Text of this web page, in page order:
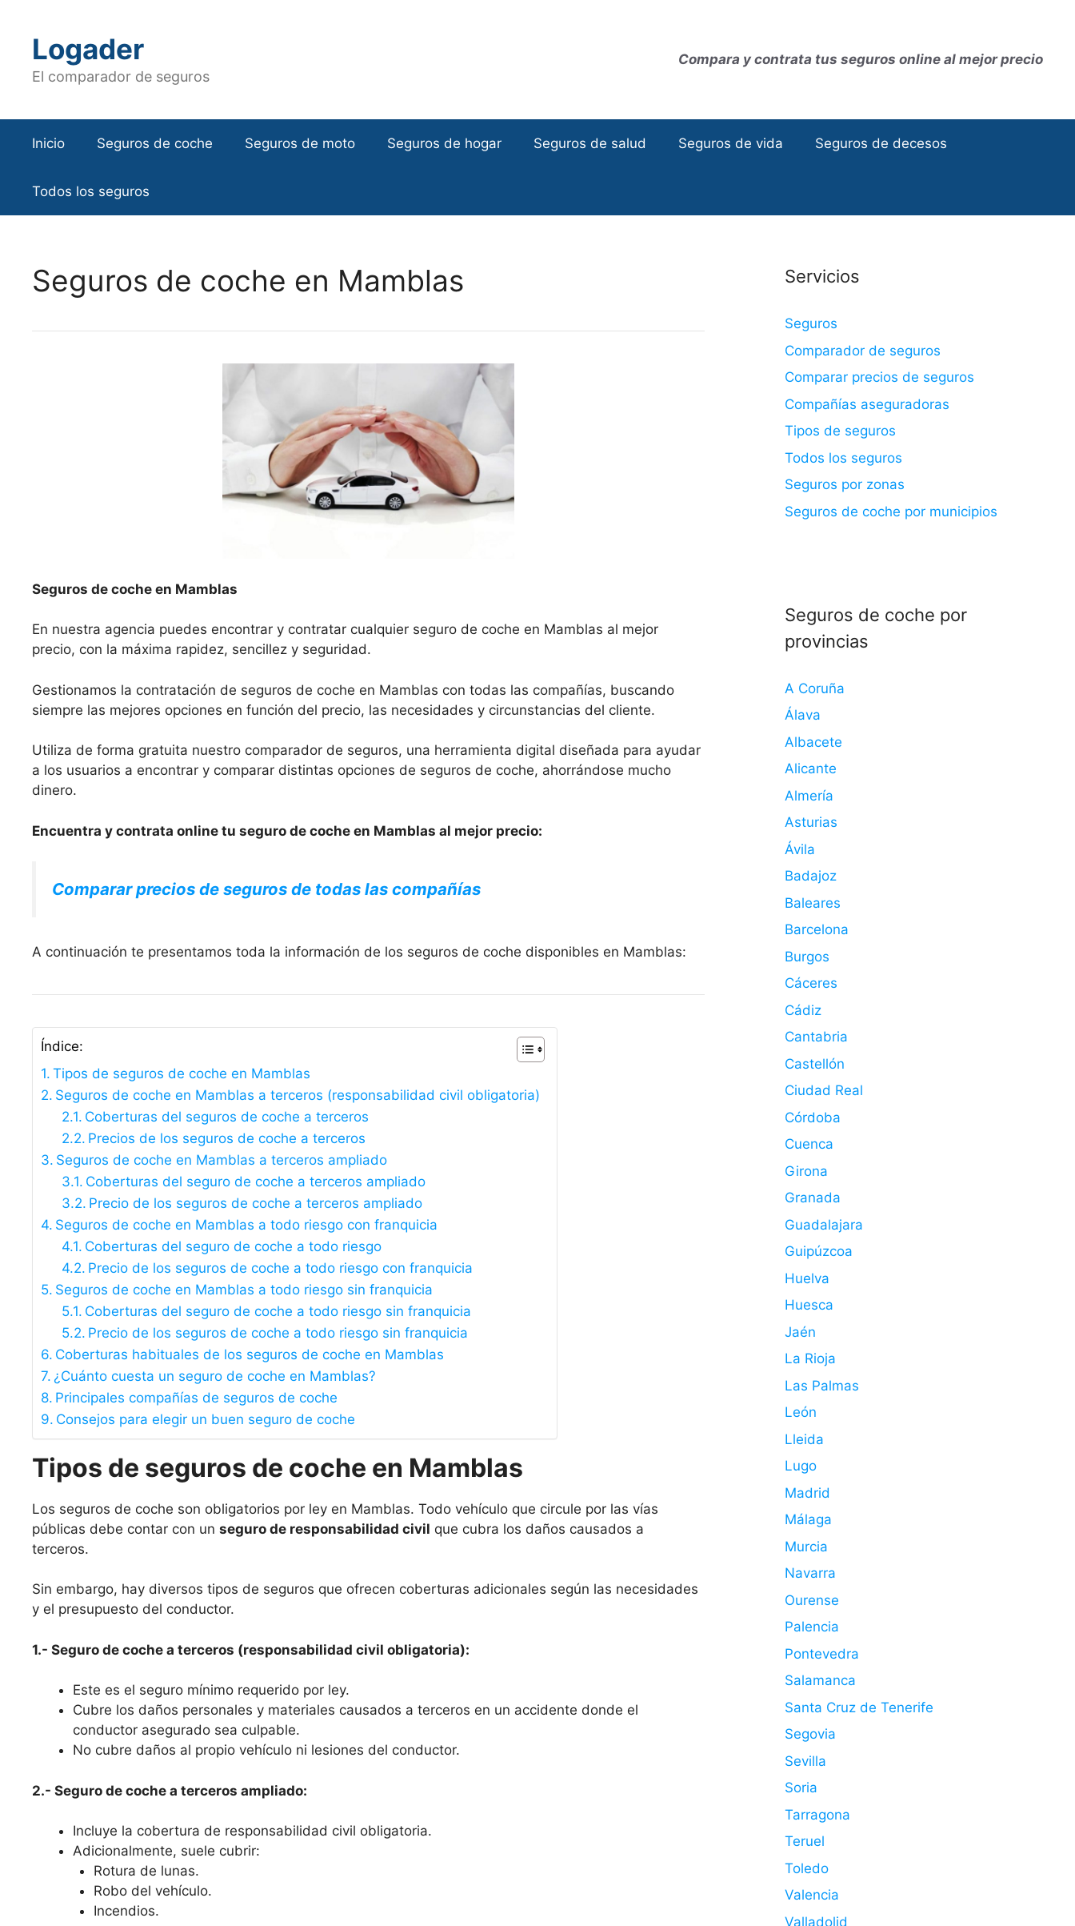
contenidoLogader
El comparador de seguros
Compara y contrata tus seguros online al mejor precio
Inicio Seguros de coche Seguros de moto Seguros de hogar Seguros de salud Seguros de vida Seguros de decesos
Todos los seguros
Seguros de coche en Mamblas
Seguros de coche en Mamblas
En nuestra agencia puedes encontrar y contratar cualquier seguro de coche en Mamblas al mejor
precio, con la máxima rapidez, sencillez y seguridad.
Gestionamos la contratación de seguros de coche en Mamblas con todas las compañías, buscando
siempre las mejores opciones en función del precio, las necesidades y circunstancias del cliente.
Utiliza de forma gratuita nuestro comparador de seguros, una herramienta digital diseñada para ayudar
a los usuarios a encontrar y comparar distintas opciones de seguros de coche, ahorrándose mucho
dinero.
Encuentra y contrata online tu seguro de coche en Mamblas al mejor precio:
Comparar precios de seguros de todas las compañías
A continuación te presentamos toda la información de los seguros de coche disponibles en Mamblas:
Índice:
Tipos de seguros de coche en Mamblas
Seguros de coche en Mamblas a terceros (responsabilidad civil obligatoria)
Coberturas del seguros de coche a terceros
Precios de los seguros de coche a terceros
Seguros de coche en Mamblas a terceros ampliado
Coberturas del seguro de coche a terceros ampliado
Precio de los seguros de coche a terceros ampliado
Seguros de coche en Mamblas a todo riesgo con franquicia
Coberturas del seguro de coche a todo riesgo
Precio de los seguros de coche a todo riesgo con franquicia
Seguros de coche en Mamblas a todo riesgo sin franquicia
Coberturas del seguro de coche a todo riesgo sin franquicia
Precio de los seguros de coche a todo riesgo sin franquicia
Coberturas habituales de los seguros de coche en Mamblas
¿Cuánto cuesta un seguro de coche en Mamblas?
Principales compañías de seguros de coche
Consejos para elegir un buen seguro de coche
Tipos de seguros de coche en Mamblas
Los seguros de coche son obligatorios por ley en Mamblas. Todo vehículo que circule por las vías
públicas debe contar con un seguro de responsabilidad civil que cubra los daños causados a
terceros.
Sin embargo, hay diversos tipos de seguros que ofrecen coberturas adicionales según las necesidades
y el presupuesto del conductor.
1.- Seguro de coche a terceros (responsabilidad civil obligatoria):
Este es el seguro mínimo requerido por ley.
Cubre los daños personales y materiales causados a terceros en un accidente donde el
conductor asegurado sea culpable.
No cubre daños al propio vehículo ni lesiones del conductor.
2.- Seguro de coche a terceros ampliado:
Incluye la cobertura de responsabilidad civil obligatoria.
Adicionalmente, suele cubrir:
Rotura de lunas.
Robo del vehículo.
Incendios.
Servicios
Seguros
Comparador de seguros
Comparar precios de seguros
Compañías aseguradoras
Tipos de seguros
Todos los seguros
Seguros por zonas
Seguros de coche por municipios
Seguros de coche por
provincias
A Coruña
Álava
Albacete
Alicante
Almería
Asturias
Ávila
Badajoz
Baleares
Barcelona
Burgos
Cáceres
Cádiz
Cantabria
Castellón
Ciudad Real
Córdoba
Cuenca
Girona
Granada
Guadalajara
Guipúzcoa
Huelva
Huesca
Jaén
La Rioja
Las Palmas
León
Lleida
Lugo
Madrid
Málaga
Murcia
Navarra
Ourense
Palencia
Pontevedra
Salamanca
Santa Cruz de Tenerife
Segovia
Sevilla
Soria
Tarragona
Teruel
Toledo
Valencia
Valladolid